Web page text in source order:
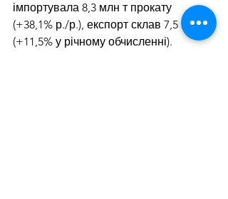
імпортувала 8,3 млн т прокату
(+38,1% р./р.), експорт склав 7,5 млн т
(+11,5% у річному обчисленні).